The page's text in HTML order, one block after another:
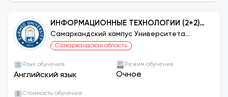
ИНФОРМАЦИОННЫЕ ТЕХНОЛОГИИ (2+2)
УНИВЕРСИТЕТ ТЕМПЛ, США,
ФИЛАДЕЛЬФИЯ
Самаркандский кампус Университета
ЗАРМЕД
Самаркандская область
Язык обучения
Английский язык
Режим обучения
Очное
Стоимость обучения